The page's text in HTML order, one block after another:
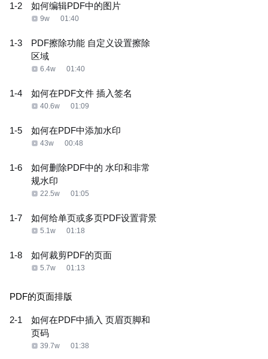
1-2 如何编辑PDF中的图片
9w 01:40
1-3
PDF擦除功能 自定义设置擦除
区域
6.4w 01:40
1-4 如何在PDF文件 插入签名
40.6w 01:09
1-5 如何在PDF中添加水印
43w 00:48
1-6
如何删除PDF中的 水印和非常
规水印
22.5w 01:05
1-7 如何给单页或多页PDF设置背景
5.1w 01:18
1-8 如何裁剪PDF的页面
5.7w 01:13
PDF的页面排版
2-1
如何在PDF中插入 页眉页脚和
页码
39.7w 01:38